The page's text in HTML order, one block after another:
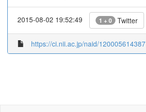
2015-08-02 19:52:49 1 + 0 Twitter
https://ci.nii.ac.jp/naid/120005614387